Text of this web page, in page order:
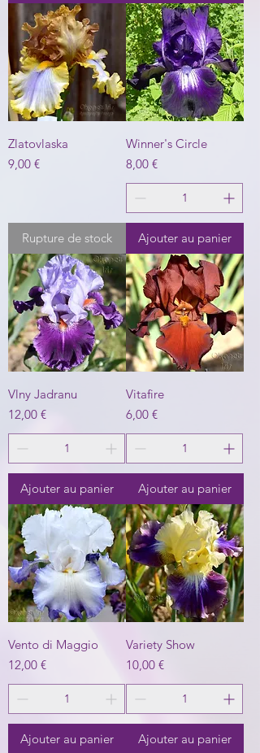
Zlatovlaska
Prix
9,00 €
Rupture de stock
Winner's Circle
Prix
8,00 €
Ajouter au panier
Vlny Jadranu
Prix
12,00 €
Ajouter au panier
Vitafire
Prix
6,00 €
Ajouter au panier
Vento di Maggio
Prix
12,00 €
Ajouter au panier
Variety Show
Prix
10,00 €
Ajouter au panier